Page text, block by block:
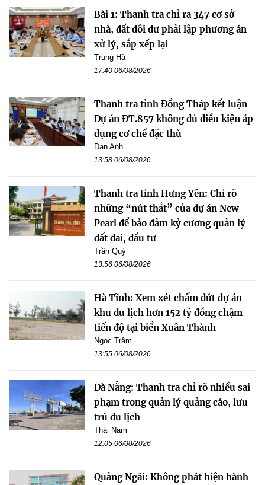
Bài 1: Thanh tra chỉ ra 347 cơ sở
nhà, đất dôi dư phải lập phương án
xử lý, sắp xếp lại
Trung Hà
17:40 06/08/2026
Thanh tra tỉnh Đồng Tháp kết luận
Dự án ĐT.857 không đủ điều kiện áp
dụng cơ chế đặc thù
Đan Anh
13:58 06/08/2026
Thanh tra tỉnh Hưng Yên: Chỉ rõ
những “nút thắt” của dự án New
Pearl để bảo đảm kỷ cương quản lý
đất đai, đầu tư
Trần Quý
13:56 06/08/2026
Hà Tĩnh: Xem xét chấm dứt dự án
khu du lịch hơn 152 tỷ đồng chậm
tiến độ tại biển Xuân Thành
Ngọc Trâm
13:55 06/08/2026
Đà Nẵng: Thanh tra chỉ rõ nhiều sai
phạm trong quản lý quảng cáo, lưu
trú du lịch
Thái Nam
12:05 06/08/2026
Quảng Ngãi: Không phát hiện hành